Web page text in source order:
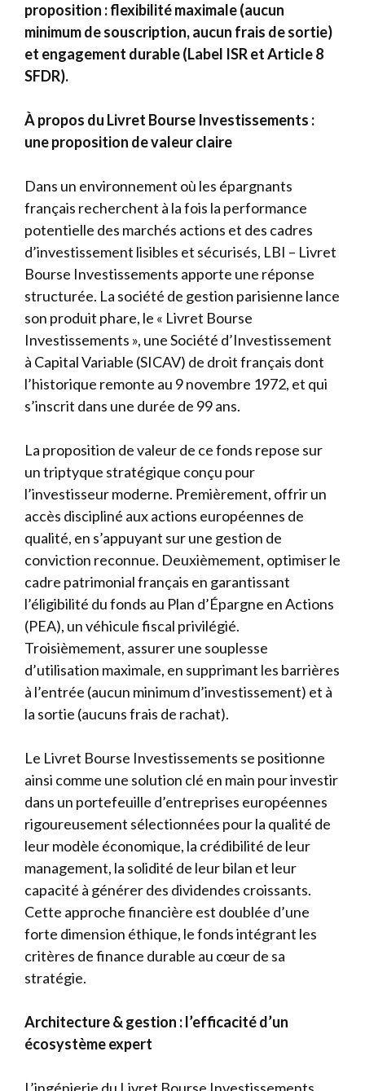
proposition : flexibilité maximale (aucun
minimum de souscription, aucun frais de sortie)
et engagement durable (Label ISR et Article 8
SFDR).
À propos du Livret Bourse Investissements :
une proposition de valeur claire
Dans un environnement où les épargnants
français recherchent à la fois la performance
potentielle des marchés actions et des cadres
d’investissement lisibles et sécurisés, LBI – Livret
Bourse Investissements apporte une réponse
structurée. La société de gestion parisienne lance
son produit phare, le « Livret Bourse
Investissements », une Société d’Investissement
à Capital Variable (SICAV) de droit français dont
l’historique remonte au 9 novembre 1972, et qui
s’inscrit dans une durée de 99 ans.
La proposition de valeur de ce fonds repose sur
un triptyque stratégique conçu pour
l’investisseur moderne. Premièrement, offrir un
accès discipliné aux actions européennes de
qualité, en s’appuyant sur une gestion de
conviction reconnue. Deuxièmement, optimiser le
cadre patrimonial français en garantissant
l’éligibilité du fonds au Plan d’Épargne en Actions
(PEA), un véhicule fiscal privilégié.
Troisièmement, assurer une souplesse
d’utilisation maximale, en supprimant les barrières
à l’entrée (aucun minimum d’investissement) et à
la sortie (aucuns frais de rachat).
Le Livret Bourse Investissements se positionne
ainsi comme une solution clé en main pour investir
dans un portefeuille d’entreprises européennes
rigoureusement sélectionnées pour la qualité de
leur modèle économique, la crédibilité de leur
management, la solidité de leur bilan et leur
capacité à générer des dividendes croissants.
Cette approche financière est doublée d’une
forte dimension éthique, le fonds intégrant les
critères de finance durable au cœur de sa
stratégie.
Architecture & gestion : l’efficacité d’un
écosystème expert